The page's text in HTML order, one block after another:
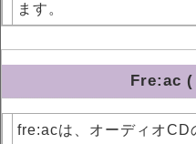
ます。
Fre:ac
fre:acは、オーディオCD